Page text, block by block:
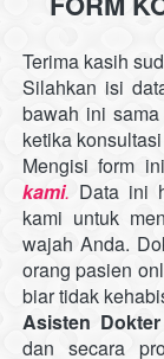
Terima kasih
Silahkan isi
bawah ini
ketika
Mengisi form ini
kami. Data ini
kami untuk
wajah Anda.
orang pasien
biar tidak
Asisten Dokter
dan secara